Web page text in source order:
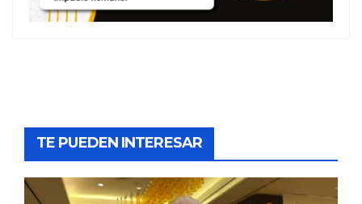
TE PUEDEN INTERESAR